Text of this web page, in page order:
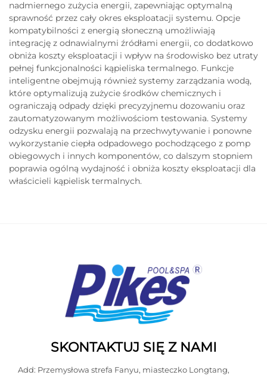
nadmiernego zużycia energii, zapewniając optymalną
sprawność przez cały okres eksploatacji systemu. Opcje
kompatybilności z energią słoneczną umożliwiają
integrację z odnawialnymi źródłami energii, co dodatkowo
obniża koszty eksploatacji i wpływ na środowisko bez utraty
pełnej funkcjonalności kąpieliska termalnego. Funkcje
inteligentne obejmują również systemy zarządzania wodą,
które optymalizują zużycie środków chemicznych i
ograniczają odpady dzięki precyzyjnemu dozowaniu oraz
zautomatyzowanym możliwościom testowania. Systemy
odzysku energii pozwalają na przechwytywanie i ponowne
wykorzystanie ciepła odpadowego pochodzącego z pomp
obiegowych i innych komponentów, co dalszym stopniem
poprawia ogólną wydajność i obniża koszty eksploatacji dla
właścicieli kąpielisk termalnych.
SKONTAKTUJ SIĘ Z NAMI
Add: Przemysłowa strefa Fanyu, miasteczko Longtang,